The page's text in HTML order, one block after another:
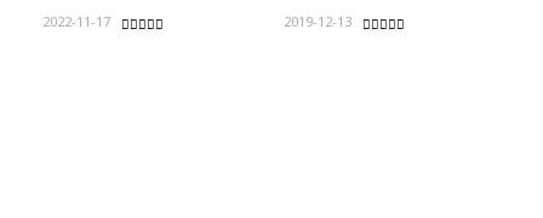
2022-11-17 2019-12-13